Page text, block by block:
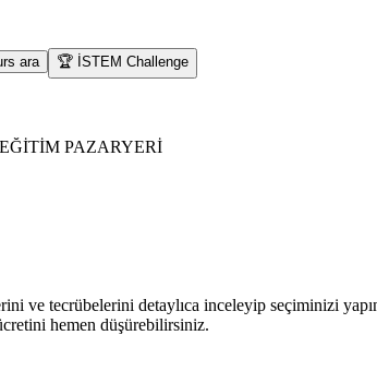
ara
🏆 İSTEM Challenge
PAZARYERİ
ve tecrübelerini detaylıca inceleyip seçiminizi
hemen düşürebilirsiniz.